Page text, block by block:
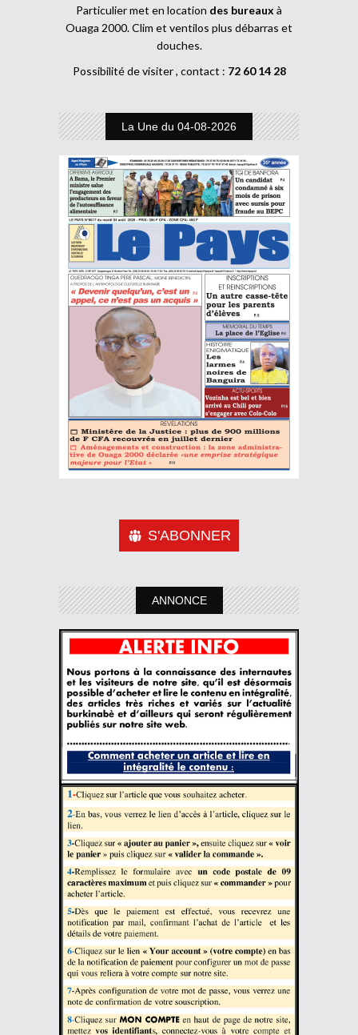
Particulier met en location des bureaux à
Ouaga 2000. Clim et ventilos plus débarras et
douches.
Possibilité de visiter , contact : 72 60 14 28
La Une du 04-08-2026
S'ABONNER
ANNONCE